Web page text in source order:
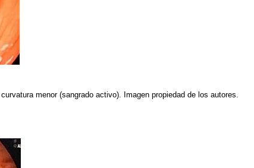
menor (sangrado activo). Imagen propiedad de los autores.